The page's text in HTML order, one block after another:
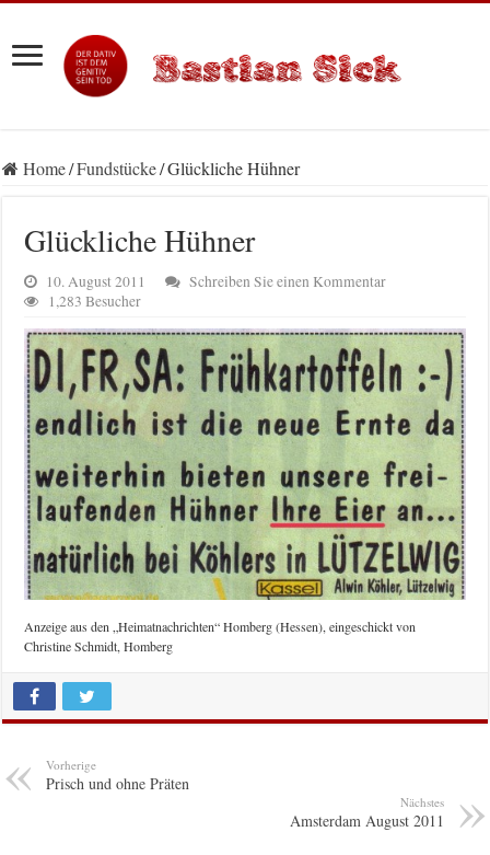
Home/Fundstücke/Glückliche Hühner
Glückliche Hühner
10. August 2011
Schreiben Sie einen Kommentar
1,283 Besucher
Anzeige aus den „Heimatnachrichten“ Homberg (Hessen), eingeschickt von
Christine Schmidt, Homberg
Vorherige
Prisch und ohne Präten
Nächstes
Amsterdam August 2011